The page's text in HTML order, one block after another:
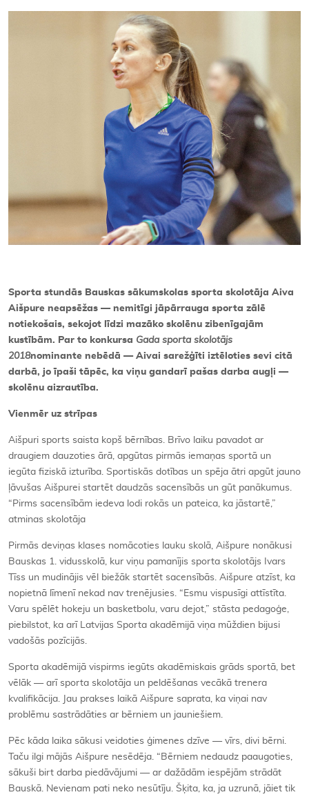
Kontakti
Sporta stund ās Bauskas sā kumskolas sporta skolotāja Aiva
Aišpure neapsēžas — nemitīgi jāpārrauga sporta zālē
notiekošais, sekojot līdzi mazāko skolēnu zibenīgajām
kustībām. Par to konkursa Gada sporta skolotājs
2018nominante nebēd ā — Aivai sarežģīti iztē loties sevi citā
darbā, jo īpaši tāpēc, ka viņu gandarī pašas darba augļi —
skol ēnu aizrautī ba.
Vienmēr uz strīpas
Aišpuri sports saista kopš bērnības. Brīvo laiku pavadot ar
draugiem dauzoties ārā, apgūtas pirmās iemaņas sportā un
iegūta fiziskā izturība. Sportiskās dotības un spēja ātri apgūt jauno
ļāvušas Aišpurei startēt daudzās sacensībās un gūt panākumus.
“Pirms sacensībām iedeva lodi rokās un pateica, ka jāstartē,”
atminas skolotāja
Pirmās deviņas klases nomācoties lauku skolā, Aišpure nonākusi
Bauskas 1. vidusskolā, kur viņu pamanījis sporta skolotājs Ivars
Tīss un mudinājis vēl biežāk startēt sacensībās. Aišpure atzīst, ka
nopietnā līmenī nekad nav trenējusies. “Esmu vispusīgi attīstīta.
Varu spēlēt hokeju un basketbolu, varu dejot,” stāsta pedagoģe,
piebilstot, ka arī Latvijas Sporta akadēmijā viņa mūždien bijusi
vadošās pozīcijās.
Sporta akadēmijā vispirms iegūts akadēmiskais grāds sportā, bet
vēlāk — arī sporta skolotāja un peldēšanas vecākā trenera
kvalifikācija. Jau prakses laikā Aišpure saprata, ka viņai nav
problēmu sastrādāties ar bērniem un jauniešiem.
Pēc kāda laika sākusi veidoties ģimenes dzīve — vīrs, divi bērni.
Taču ilgi mājās Aišpure nesēdēja. “Bērniem nedaudz paaugoties,
sākuši birt darba piedāvājumi — ar dažādām iespējām strādāt
Bauskā. Nevienam pati neko nesūtīju. Šķita, ka, ja uzrunā, jāiet tik